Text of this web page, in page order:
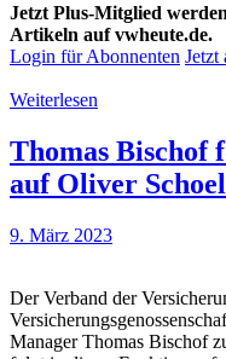
Jetzt Plus-Mitglied
Artikeln auf vwheute.de.
Login für Abonnenten Jetzt
Weiterlesen
Thomas Bischof
auf Oliver
9. März 2023
Der Verband der
Manager Thomas Bischof